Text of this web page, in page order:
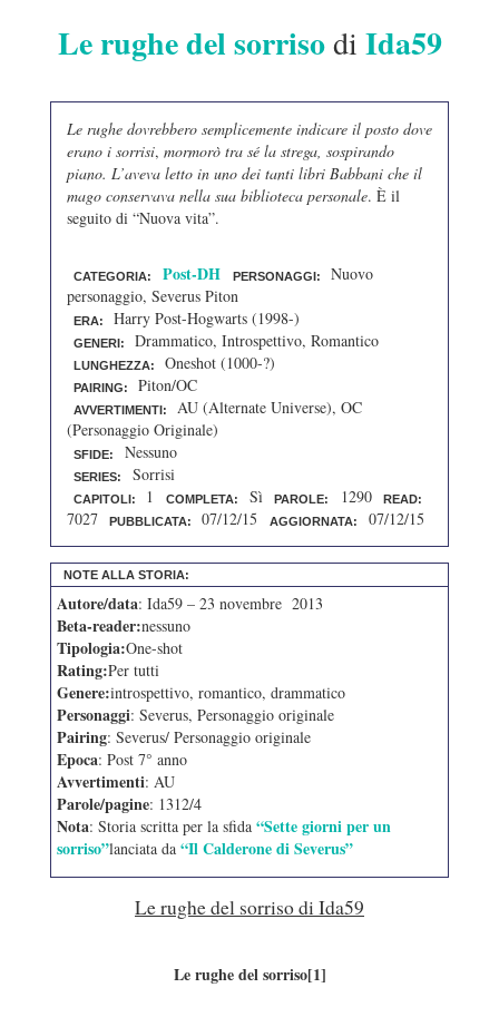
Le rughe del sorrisodi Ida59
Le rughe dovrebbero semplicemente indicare il posto dove
erano i sorrisi, mormorò tra sé la strega, sospirando
piano. L’aveva letto in uno dei tanti libri Babbani che il
mago conservava nella sua biblioteca personale. È il
seguito di “Nuova vita”.
CATEGORIA: Post-DH PERSONAGGI:
Nuovo
personaggio, Severus Piton
ERA: Harry Post-Hogwarts (1998-)
GENERI: Drammatico, Introspettivo, Romantico
LUNGHEZZA: Oneshot (1000-?)
PAIRING: Piton/OC
AVVERTIMENTI:
AU (Alternate Universe), OC
(Personaggio Originale)
SFIDE: Nessuno
SERIES: Sorrisi
CAPITOLI: 1 COMPLETA: Sì PAROLE: 1290 READ:
7027 PUBBLICATA: 07/12/15 AGGIORNATA: 07/12/15
NOTE ALLA STORIA:
Autore/data: Ida59 – 23 novembre 2013
Beta-reader:nessuno
Tipologia:One-shot
Rating:Per tutti
Genere:introspettivo, romantico, drammatico
Personaggi: Severus, Personaggio originale
Pairing: Severus/ Personaggio originale
Epoca: Post 7° anno
Avvertimenti: AU
Parole/pagine: 1312/4
Nota: Storia scritta per la sfida “Sette giorni per un
sorriso”lanciata da “Il Calderone di Severus”
Le rughe del sorriso di Ida59
Le rughe del sorriso[1]